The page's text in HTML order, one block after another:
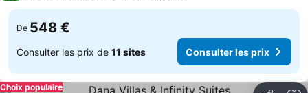
De 548 €
Consulter les prix de 11 sites Consulter les prix
Choix populaire